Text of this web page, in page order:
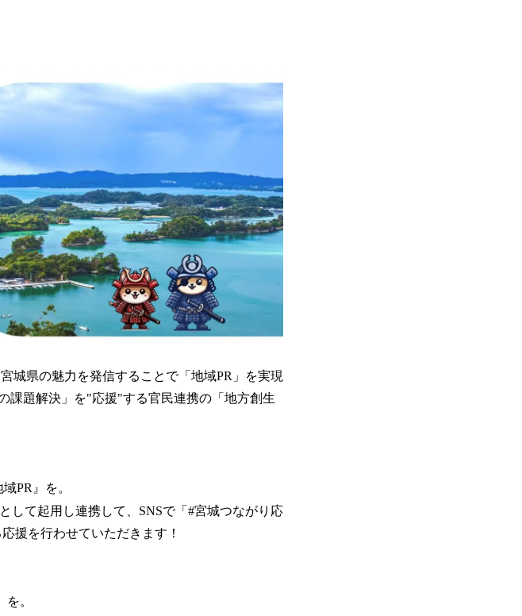
城県の魅力を発信することで「地域PR」を実現
課題解決」を"応援"する官民連携の「地方創生
PR』を。
して起用し連携して、SNSで「#宮城つながり応
援を行わせていただきます！
。